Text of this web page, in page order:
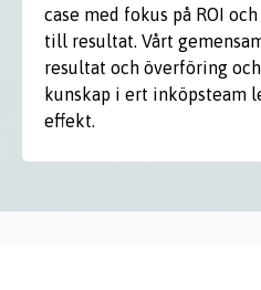
case med fokus på ROI
till resultat. Vårt
resultat och överföring
kunskap i ert inköpsteam
effekt.